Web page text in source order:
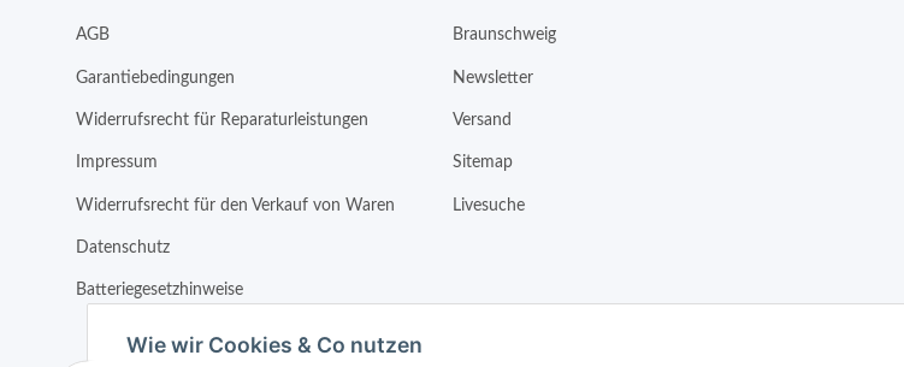
AGB
Garantiebedingungen
Widerrufsrecht für Reparaturleistungen
Impressum
Widerrufsrecht für den Verkauf von Waren
Datenschutz
Batteriegesetzhinweise
Braunschweig
Newsletter
Versand
Sitemap
Livesuche
Wie wir Cookies & Co nutzen